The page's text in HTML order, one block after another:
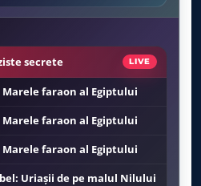
LIVE
secrete LIVE
Marele faraon al Egiptului
Marele faraon al Egiptului
Marele faraon al Egiptului
Uriașii de pe malul Nilului